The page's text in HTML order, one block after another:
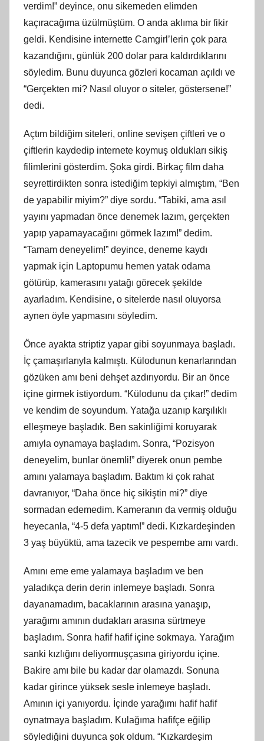
verdim!” deyince, onu sikemeden elimden
kaçıracağıma üzülmüştüm. O anda aklıma bir fikir
geldi. Kendisine internette Camgirl’lerin çok para
kazandığını, günlük 200 dolar para kaldırdıklarını
söyledim. Bunu duyunca gözleri kocaman açıldı ve
“Gerçekten mi? Nasıl oluyor o siteler, göstersene!”
dedi.
Açtım bildiğim siteleri, online sevişen çiftleri ve o
çiftlerin kaydedip internete koymuş oldukları sikiş
filimlerini gösterdim. Şoka girdi. Birkaç film daha
seyrettirdikten sonra istediğim tepkiyi almıştım, “Ben
de yapabilir miyim?” diye sordu. “Tabiki, ama asıl
yayını yapmadan önce denemek lazım, gerçekten
yapıp yapamayacağını görmek lazım!” dedim.
“Tamam deneyelim!” deyince, deneme kaydı
yapmak için Laptopumu hemen yatak odama
götürüp, kamerasını yatağı görecek şekilde
ayarladım. Kendisine, o sitelerde nasıl oluyorsa
aynen öyle yapmasını söyledim.
Önce ayakta striptiz yapar gibi soyunmaya başladı.
İç çamaşırlarıyla kalmıştı. Külodunun kenarlarından
gözüken amı beni dehşet azdırıyordu. Bir an önce
içine girmek istiyordum. “Külodunu da çıkar!” dedim
ve kendim de soyundum. Yatağa uzanıp karşılıklı
elleşmeye başladık. Ben sakinliğimi koruyarak
amıyla oynamaya başladım. Sonra, “Pozisyon
deneyelim, bunlar önemli!” diyerek onun pembe
amını yalamaya başladım. Baktım ki çok rahat
davranıyor, “Daha önce hiç sikiştin mi?” diye
sormadan edemedim. Kameranın da vermiş olduğu
heyecanla, “4-5 defa yaptım!” dedi. Kızkardeşinden
3 yaş büyüktü, ama tazecik ve pespembe amı vardı.
Amını eme eme yalamaya başladım ve ben
yaladıkça derin derin inlemeye başladı. Sonra
dayanamadım, bacaklarının arasına yanaşıp,
yarağımı amının dudakları arasına sürtmeye
başladım. Sonra hafif hafif içine sokmaya. Yarağım
sanki kızlığını deliyormuşçasına giriyordu içine.
Bakire amı bile bu kadar dar olamazdı. Sonuna
kadar girince yüksek sesle inlemeye başladı.
Amının içi yanıyordu. İçinde yarağımı hafif hafif
oynatmaya başladım. Kulağıma hafifçe eğilip
söylediğini duyunca şok oldum. “Kızkardeşim